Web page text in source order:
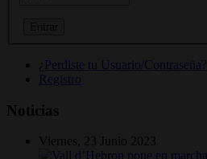
¿Perdiste tu Usuario/Contraseña?
Registro
Noticias
Viernes, 23 Junio 2023